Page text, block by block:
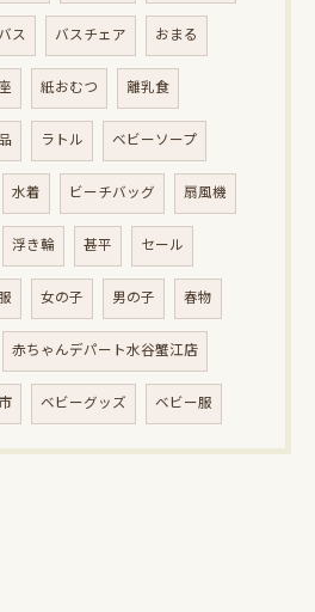
ス バスチェア おまる
紙おむつ 離乳食
ラトル ベビーソープ
水着 ビーチバッグ 扇風機
浮き輪 甚平 セール
女の子 男の子 春物
赤ちゃんデパート水谷蟹江店
ベビーグッズ ベビー服